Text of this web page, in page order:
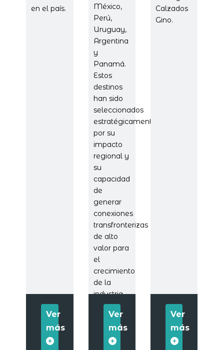
en el país.
Ver
más
México,
Perú,
Uruguay,
Argentina
y
Panamá.
Estos
destinos
han sido
seleccionados
estratégicamente
por su
impacto
regional y
su
capacidad
de
generar
conexiones
transfronterizas
de alto
valor para
el
crecimiento
de la
industria
digital.
Ver
más
Calzados
Gino.
Ver
más